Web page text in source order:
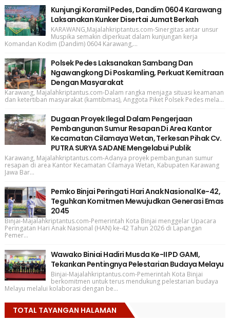
Kunjungi Koramil Pedes, Dandim 0604 Karawang
Laksanakan Kunker Disertai Jumat Berkah
KARAWANG,Majalahkriptantus.com-Sinergitas antar unsur
Muspika semakin diperkuat dalam kunjungan kerja
Komandan Kodim (Dandim) 0604 Karawang,...
Polsek Pedes Laksanakan Sambang Dan
Ngawangkong Di Poskamling, Perkuat Kemitraan
Dengan Masyarakat
Karawang, Majalahkriptantus.com-Dalam rangka menjaga situasi keamanan
dan ketertiban masyarakat (kamtibmas), Anggota Piket Polsek Pedes mela...
Dugaan Proyek Ilegal Dalam Pengerjaan
Pembangunan Sumur Resapan Di Area Kantor
Kecamatan Cilamaya Wetan, Terkesan Pihak Cv.
PUTRA SURYA SADANE Mengelabui Publik
Karawang, Majalahkriptantus.com-Adanya proyek pembangunan sumur
resapan di area Kantor Kecamatan Cilamaya Wetan, Kabupaten Karawang
Jawa Bar...
Pemko Binjai Peringati Hari Anak Nasional Ke-42,
Teguhkan Komitmen Mewujudkan Generasi Emas
2045
Binjai-Majalahkriptantus.com-Pemerintah Kota Binjai menggelar Upacara
Peringatan Hari Anak Nasional (HAN) ke-42 Tahun 2026 di Lapangan
Pemer...
Wawako Biniai Hadiri Musda Ke-II PD GAMI,
Tekankan Pentingnya Pelestarian Budaya Melayu
Binjai-Majalahkriptantus.com-Pemerintah Kota Binjai
berkomitmen untuk terus mendukung pelestarian budaya
Melayu melalui kolaborasi dengan be...
TOTAL TAYANGAN HALAMAN